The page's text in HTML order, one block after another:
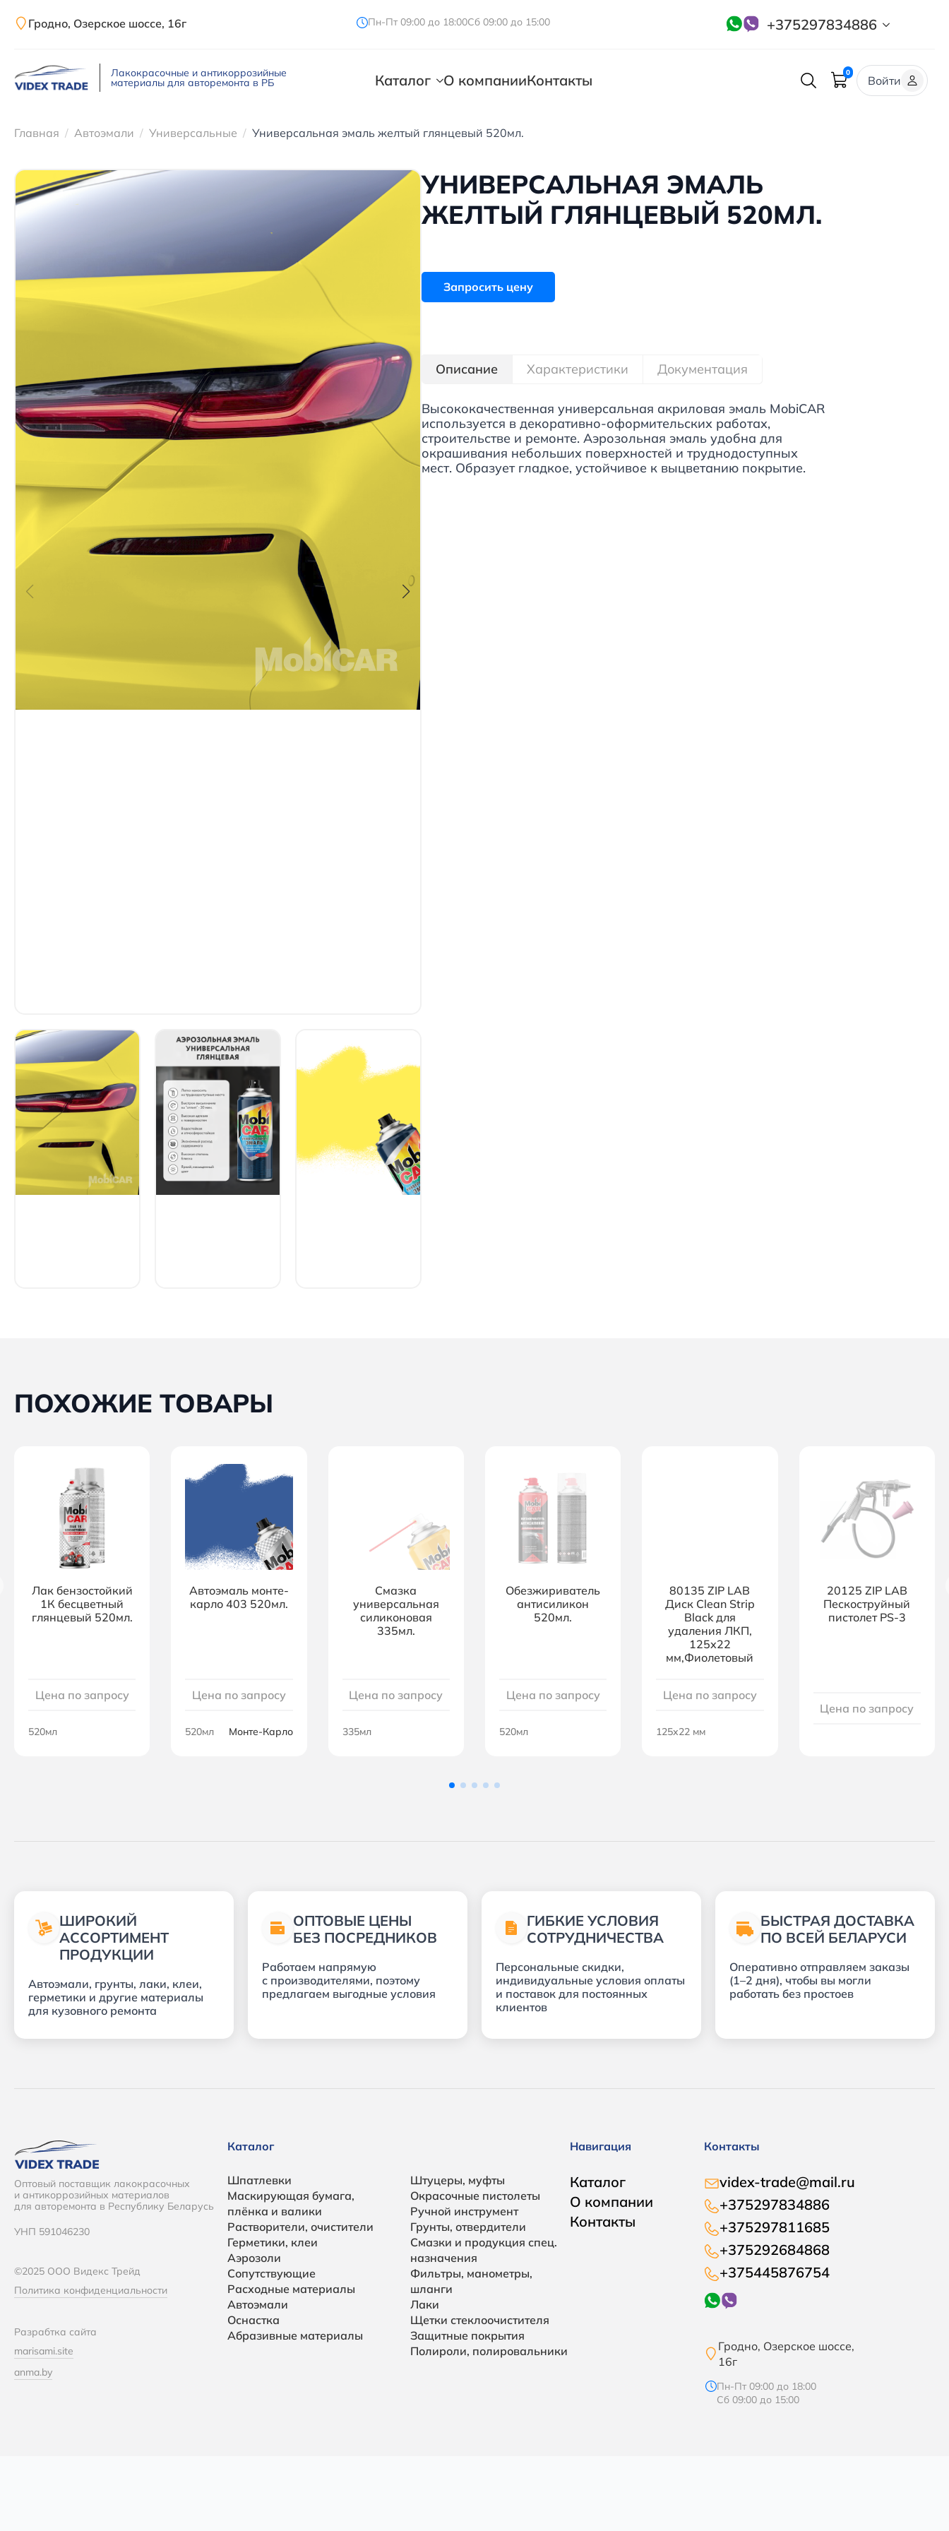
Гродно, Озерское шоссе, 16г Пн-Пт 09:00 до 18:00Сб 09:00 до 15:00 +375297834886
Лакокрасочные и антикоррозийные
материалы для авторемонта в РБ Каталог О компанииКонтакты 0
Войти
Главная Автоэмали Универсальные Универсальная эмаль желтый глянцевый 520мл.
УНИВЕРСАЛЬНАЯ ЭМАЛЬ
ЖЕЛТЫЙ ГЛЯНЦЕВЫЙ 520МЛ.
Запросить цену
Описание Характеристики Документация
Высококачественная универсальная акриловая эмаль MobiCAR
используется в декоративно-оформительских работах,
строительстве и ремонте. Аэрозольная эмаль удобна для
окрашивания небольших поверхностей и труднодоступных
мест. Образует гладкое, устойчивое к выцветанию покрытие.
ПОХОЖИЕ ТОВАРЫ
Лак бензостойкий
1К бесцветный
глянцевый 520мл.
Цена по запросу
520мл
Автоэмаль монте-
карло 403 520мл.
Цена по запросу
520мл Монте-Карло
Смазка
универсальная
силиконовая
335мл.
Цена по запросу
335мл
Обезжириватель
антисиликон
520мл.
Цена по запросу
520мл
80135 ZIP LAB
Диск Clean Strip
Black для
удаления ЛКП,
125х22
мм,Фиолетовый
Цена по запросу
125х22 мм
20125 ZIP LAB
Пескоструйный
пистолет PS-3
Цена по запросу
ШИРОКИЙ
АССОРТИМЕНТ
ПРОДУКЦИИ
Автоэмали, грунты, лаки, клеи,
герметики и другие материалы
для кузовного ремонта
ОПТОВЫЕ ЦЕНЫ
БЕЗ ПОСРЕДНИКОВ
Работаем напрямую
с производителями, поэтому
предлагаем выгодные условия
ГИБКИЕ УСЛОВИЯ
СОТРУДНИЧЕСТВА
Персональные скидки,
индивидуальные условия оплаты
и поставок для постоянных
клиентов
БЫСТРАЯ ДОСТАВКА
ПО ВСЕЙ БЕЛАРУСИ
Оперативно отправляем заказы
(1–2 дня), чтобы вы могли
работать без простоев
Оптовый поставщик лакокрасочных
и антикоррозийных материалов
для авторемонта в Республику Беларусь
УНП 591046230
©2025 ООО Видекс Трейд
Политика конфиденциальности
Разрабтка сайта
marisami.site
anma.by
Каталог
Шпатлевки
Маскирующая бумага,
плёнка и валики
Растворители, очистители
Герметики, клеи
Аэрозоли
Сопутствующие
Расходные материалы
Автоэмали
Оснастка
Абразивные материалы
Штуцеры, муфты
Окрасочные пистолеты
Ручной инструмент
Грунты, отвердители
Смазки и продукция спец.
назначения
Фильтры, манометры,
шланги
Лаки
Щетки стеклоочистителя
Защитные покрытия
Полироли, полировальники
Навигация
Каталог
О компании
Контакты
Контакты
videx-trade@mail.ru
+375297834886
+375297811685
+375292684868
+375445876754
Гродно, Озерское шоссе,
16г
Пн-Пт 09:00 до 18:00
Сб 09:00 до 15:00